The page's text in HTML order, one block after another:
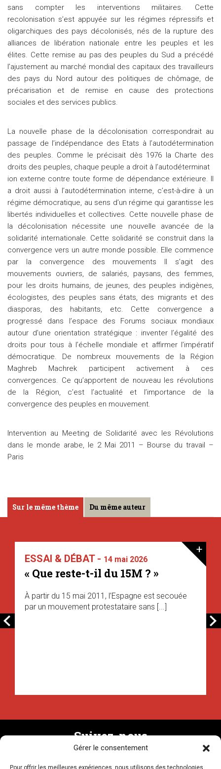
Gérer le consentement
Pour offrir les meilleures expériences, nous utilisons des technologies
sans compter les interventions militaires. Cette
recolonisation s’est appuyée sur les régimes répressifs et
oligarchiques des pays décolonisés, nés de la rupture des
alliances de libération nationale entre les peuples et les
élites. Cette remise au pas des peuples du Sud a précédé
l’ajustement au marché mondial des capitaux des travailleurs
des pays du Nord autour des politiques de chômage, de
précarisation et de remise en cause des protections
sociales et des services publics.
La nouvelle phase de la décolonisation correspondrait au
passage de l’indépendance des Etats à l’autodétermination
des peuples. Comme le précisait dès 1976 la Charte des
droits des peuples, chaque peuple a droit à l’autodéterminat
ion externe contre toute forme de dépendance extérieure. Il
a droit aussi à l’autodétermination interne, c’est-à-dire à un
régime démocratique, au sens d’un régime qui garantisse les
libertés individuelles et collectives. Cette nouvelle phase de
la décolonisation nécessite une nouvelle avancée de la
solidarité internationale. Cette solidarité se construit dans la
convergence vers un autre monde possible. Elle commence
par la convergence des mouvements Il s’agit des
mouvements ouvriers, de salariés, paysans, des femmes,
pour les droits humains, de jeunes, des peuples indigènes,
écologistes, des peuples sans états, des migrants et des
diasporas, des habitants, etc. Cette convergence a
progressé dans l’espace des Forums sociaux mondiaux
autour d’une orientation stratégique : inventer l’égalité des
droits pour tous à l’échelle mondiale et affirmer l’impératif
démocratique. De nombreux mouvements de la Région
Maghreb Machrek participent activement à ces
convergences. Ce qu’apportent de nouveau les révolutions
de la Région, c’est l’actualité et l’importance de la
convergence des peuples en mouvement.
Intervention au Meeting de Solidarité avec les Révolutions
dans le monde arabe, le 2 Mai 2011 – Bourse du travail –
Paris
Sur le même thème Du même auteur
ESSAI & DÉBAT - 14 mai 2026
« Que reste-t-il du 15M ? »
À partir du 15 mai 2011, l’Espagne est secouée
par un mouvement protestataire sans [...]
+
Suivez-nous